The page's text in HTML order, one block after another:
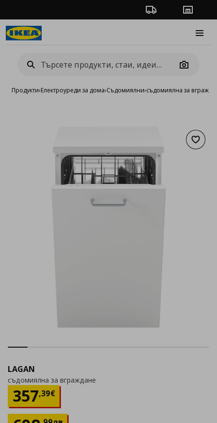
Проследяване на
Camera
Продукти›Електроуреди за дома›Съдомиялни›съдомиялна за
LAGAN
съдомиялна за вграждане
357,39€
Цена357,39 €